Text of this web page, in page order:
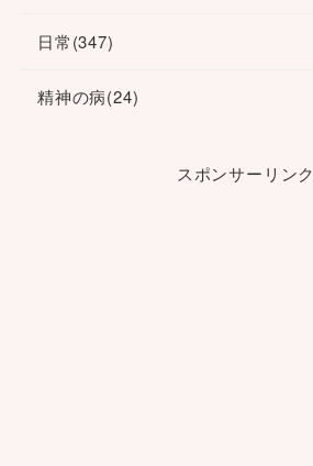
日常(347)
精神の病(24)
スポンサーリンク